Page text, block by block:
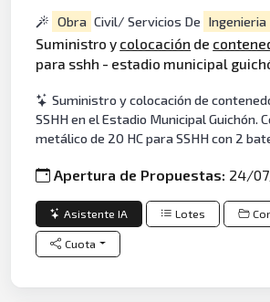
Obra Civil/ Servicios De Ingenieria
Suministro y colocación de
para sshh - estadio municipal
Suministro y colocación de
SSHH en el Estadio Municipal Guichón.
metálico de 20 HC para SSHH con 2
Apertura de Propuestas: 24/
Asistente IA Lotes
Cuota